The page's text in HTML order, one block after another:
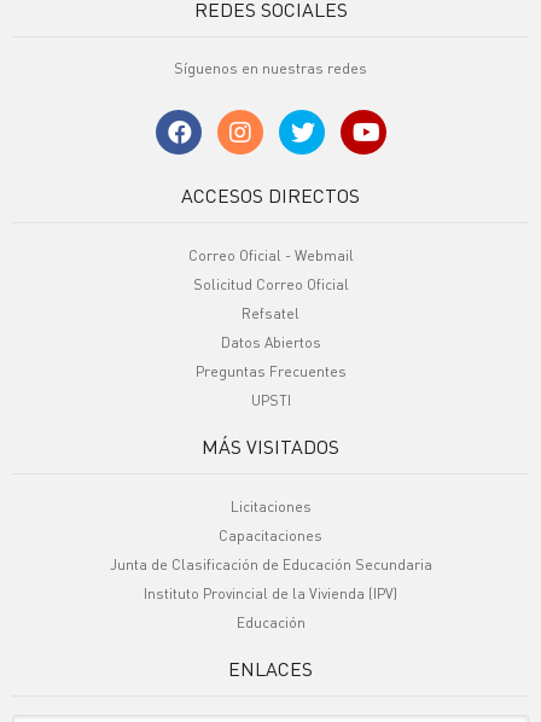
REDES SOCIALES
Síguenos en nuestras redes
ACCESOS DIRECTOS
Correo Oficial - Webmail
Solicitud Correo Oficial
Refsatel
Datos Abiertos
Preguntas Frecuentes
UPSTI
MÁS VISITADOS
Licitaciones
Capacitaciones
Junta de Clasificación de Educación Secundaria
Instituto Provincial de la Vivienda (IPV)
Educación
ENLACES